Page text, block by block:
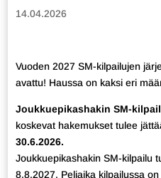
14.04.2026
Vuoden 2027 SM-kilpailujen
avattu! Haussa on kaksi eri
Joukkuepikashakin SM-
koskevat hakemukset tulee
30.6.2026.
Joukkuepikashakin SM-kilpailu
8.8.2027. Peliaika kilpailussa